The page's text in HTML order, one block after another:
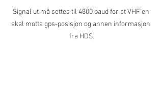
Signal ut må settes til 4800 baud for at VHF'en
skal motta gps-posisjon og annen informasjon
fra HDS.